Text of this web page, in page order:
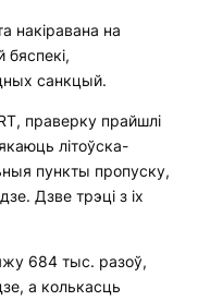
накіравана на
санкцый.
праверку прайшлі
літоўска-
пункты пропуску,
Дзве трэці з іх
684 тыс. разоў,
а колькасць